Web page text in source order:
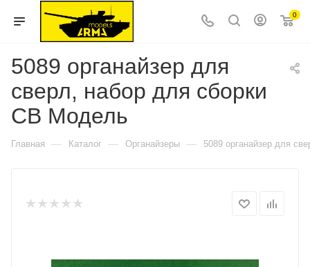
0
5089 органайзер для
сверл, набор для сборки
СВ Модель
Главная — Каталог — Органайзеры — 5089 органайзер для